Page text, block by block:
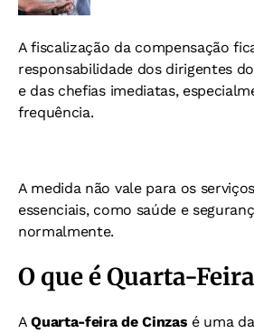
A fiscalização da compensação
responsabilidade dos dirigentes
e das chefias imediatas,
frequência.
A medida não vale para os
essenciais, como saúde e
normalmente.
O que é Quarta-
AQuarta-feira de Cinzas é uma